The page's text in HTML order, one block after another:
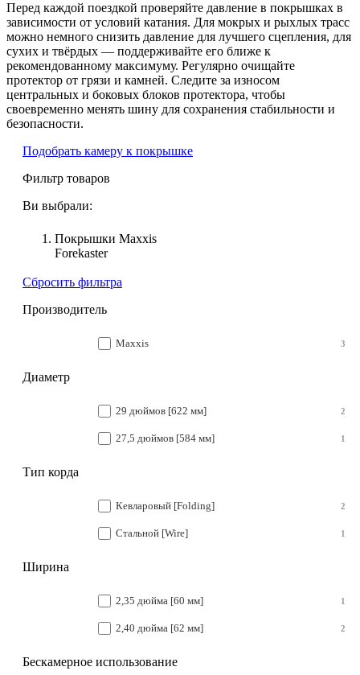
Перед каждой поездкой проверяйте давление в покрышках в
зависимости от условий катания. Для мокрых и рыхлых трасс
можно немного снизить давление для лучшего сцепления, для
сухих и твёрдых — поддерживайте его ближе к
рекомендованному максимуму. Регулярно очищайте
протектор от грязи и камней. Следите за износом
центральных и боковых блоков протектора, чтобы
своевременно менять шину для сохранения стабильности и
безопасности.
Подобрать камеру к покрышке
Фильтр товаров
Ви выбрали:
Покрышки Maxxis
Forekaster
Сбросить фильтра
Производитель
Maxxis 3
Диаметр
29 дюймов [622 мм] 2
27,5 дюймов [584 мм] 1
Тип корда
Кевларовый [Folding] 2
Стальной [Wire] 1
Ширина
2,35 дюйма [60 мм] 1
2,40 дюйма [62 мм] 2
Бескамерное использование